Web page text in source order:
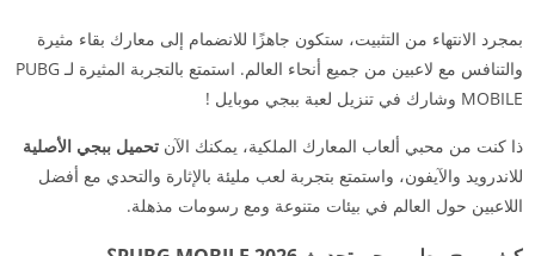
بمجرد الانتهاء من التثبيت، ستكون جاهزًا للانضمام إلى معارك بقاء مثيرة
والتنافس مع لاعبين من جميع أنحاء العالم. استمتع بالتجربة المثيرة لـ PUBG
MOBILE وشارك في تنزيل لعبة ببجي موبايل !
ذا كنت من محبي ألعاب المعارك الملكية، يمكنك الآن تحميل ببجي الأصلية
للاندرويد والآيفون، واستمتع بتجربة لعب مليئة بالإثارة والتحدي مع أفضل
اللاعبين حول العالم في بيئات متنوعة ومع رسومات مذهلة.